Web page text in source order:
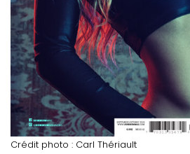
Crédit photo : Carl Thériault